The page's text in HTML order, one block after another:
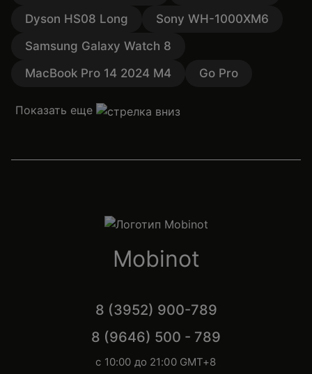
Dyson HS08 Long
Sony WH-1000XM6
Samsung Galaxy Watch 8
MacBook Pro 14 2024 M4
Go Pro
Показать еще
Mobinot
8 (3952) 900-789
8 (9646) 500 - 789
с 10:00 до 21:00 GMT+8